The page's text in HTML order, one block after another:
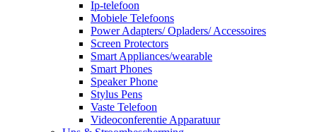
Ip-telefoon
Mobiele Telefoons
Power Adapters/ Opladers/ Accessoires
Screen Protectors
Smart Appliances/wearable
Smart Phones
Speaker Phone
Stylus Pens
Vaste Telefoon
Videoconferentie Apparatuur